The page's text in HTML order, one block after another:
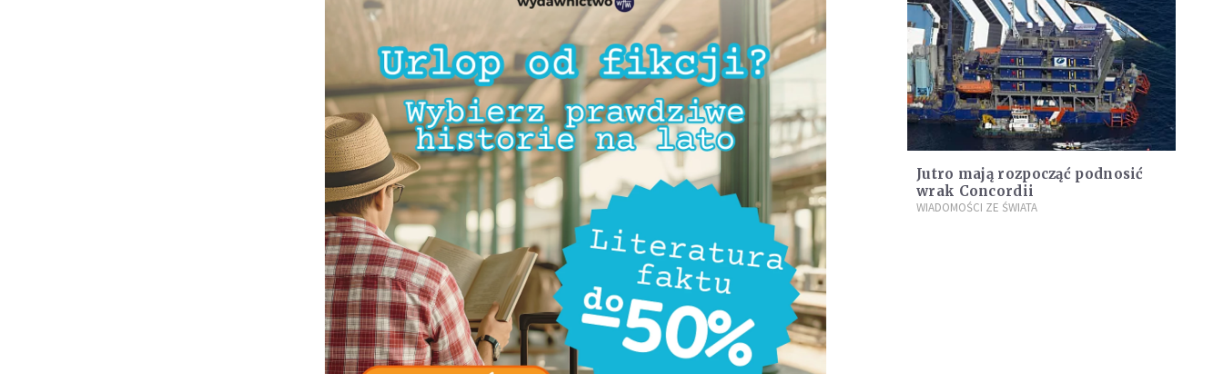
Jutro mają rozpocząć podnosić
wrak Concordii
WIADOMOŚCI ZE ŚWIATA